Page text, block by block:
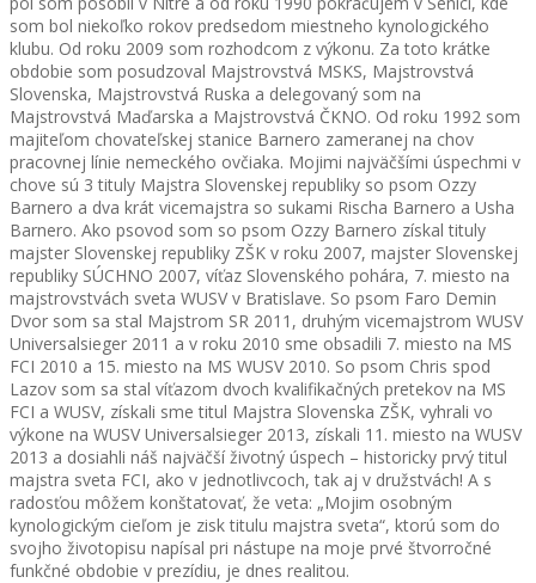
som bol niekoľko rokov predsedom miestneho kynologického
klubu. Od roku 2009 som rozhodcom z výkonu. Za toto krátke
obdobie som posudzoval Majstrovstvá MSKS, Majstrovstvá
Slovenska, Majstrovstvá Ruska a delegovaný som na
Majstrovstvá Maďarska a Majstrovstvá ČKNO. Od roku 1992 som
majiteľom chovateľskej stanice Barnero zameranej na chov
pracovnej línie nemeckého ovčiaka. Mojimi najväčšími úspechmi v
chove sú 3 tituly Majstra Slovenskej republiky so psom Ozzy
Barnero a dva krát vicemajstra so sukami Rischa Barnero a Usha
Barnero. Ako psovod som so psom Ozzy Barnero získal tituly
majster Slovenskej republiky ZŠK v roku 2007, majster Slovenskej
republiky SÚCHNO 2007, víťaz Slovenského pohára, 7. miesto na
majstrovstvách sveta WUSV v Bratislave. So psom Faro Demin
Dvor som sa stal Majstrom SR 2011, druhým vicemajstrom WUSV
Universalsieger 2011 a v roku 2010 sme obsadili 7. miesto na MS
FCI 2010 a 15. miesto na MS WUSV 2010. So psom Chris spod
Lazov som sa stal víťazom dvoch kvalifikačných pretekov na MS
FCI a WUSV, získali sme titul Majstra Slovenska ZŠK, vyhrali vo
výkone na WUSV Universalsieger 2013, získali 11. miesto na WUSV
2013 a dosiahli náš najväčší životný úspech – historicky prvý titul
majstra sveta FCI, ako v jednotlivcoch, tak aj v družstvách! A s
radosťou môžem konštatovať, že veta: „Mojim osobným
kynologickým cieľom je zisk titulu majstra sveta“, ktorú som do
svojho životopisu napísal pri nástupe na moje prvé štvorročné
funkčné obdobie v prezídiu, je dnes realitou.